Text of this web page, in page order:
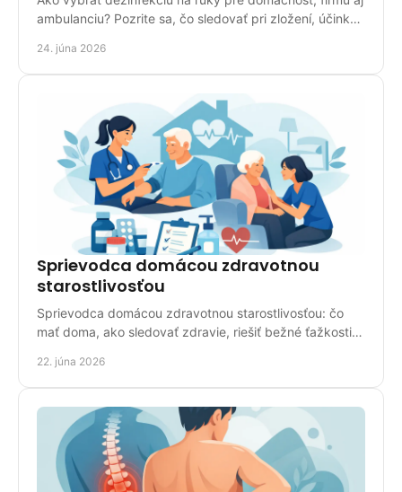
ambulanciu? Pozrite sa, čo sledovať pri zložení, účinku,
24. júna 2026
Sprievodca domácou zdravotnou
starostlivosťou
Sprievodca domácou zdravotnou starostlivosťou: čo
mať doma, ako sledovať zdravie, riešiť bežné ťažkosti a
22. júna 2026